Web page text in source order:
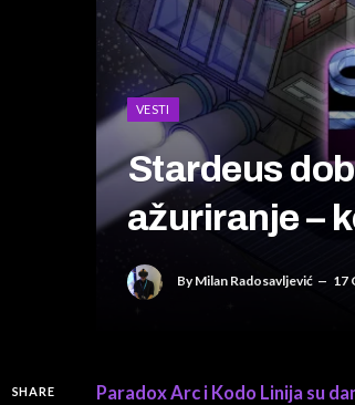
VESTI
Stardeus
ažuriranje –
By Milan Radosavljević 17
SHARE Paradox Arc i Kodo Linija su